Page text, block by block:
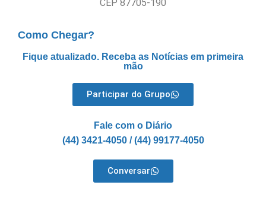
CEP 87705-190
Como Chegar?
Fique atualizado. Receba as Notícias em primeira
mão
Participar do Grupo
Fale com o Diário
(44) 3421-4050 / (44) 99177-4050
Conversar